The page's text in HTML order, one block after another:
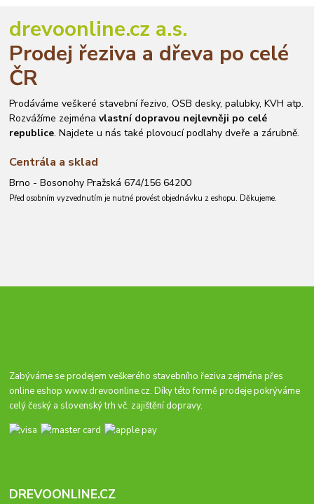
drevoonline.cz a.s.
Prodej řeziva a dřeva po celé
ČR
Prodáváme veškeré stavební řezivo, OSB desky, palubky, KVH atp.
Rozvážíme zejménavlastní dopravou nejlevněji po celé
republice. Najdete u nás také plovoucí podlahy dveře a zárubně.
Centrála a sklad
Brno - Bosonohy Pražská 674/156 64200
Před osobním vyzvednutím je nutné provést objednávku z eshopu. Děkujeme.
Zabýváme se prodejem veškerého stavebního řeziva zejména přes
online eshopwww.drevoonline.cz. Díky této formě prodeje pokrýváme
celý český a slovenský trh vč. zajištění dopravy.
DREVOONLINE.CZ